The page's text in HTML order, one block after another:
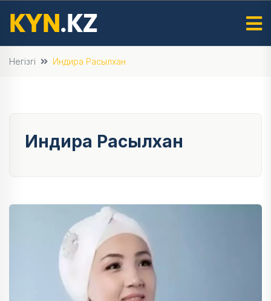
Негізгі Индира Расылхан
Индира Расылхан